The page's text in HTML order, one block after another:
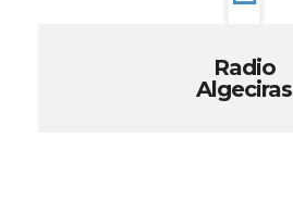
Radio
Algeciras